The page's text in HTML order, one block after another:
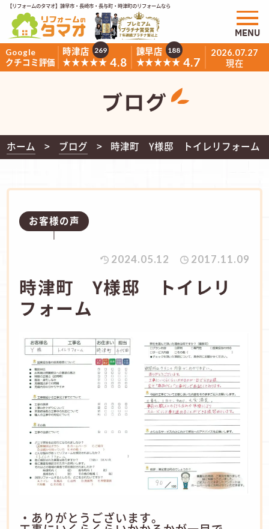
【リフォームのタマオ】諫早市・長崎市・長与町・時津町のリフォームなら
Google
クチコミ評価
時津店
★★★★★ 4.8
269
諫早店
★★★★★ 4.7
188 2026.07.27
現在
MENU
ブログ
ホーム ブログ 時津町 Y様邸 トイレリフォーム
お客様の声
2024.05.12 2017.11.09
時津町 Y様邸 トイレリ
フォーム
・ありがとうございます。